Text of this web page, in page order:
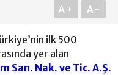
A+ A-
ilk 500
yer alan
San. Nak. ve Tic. A.Ş.